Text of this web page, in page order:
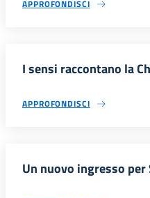
APPROFONDISCI
I sensi raccontano la
APPROFONDISCI
Un nuovo ingresso per